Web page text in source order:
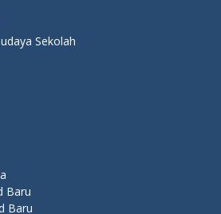
Sekolah
Baru
Baru